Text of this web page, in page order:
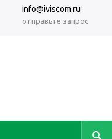
info@iviscom.ru
отправьте запрос